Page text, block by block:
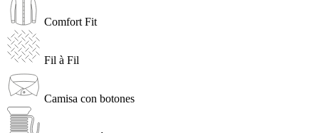
Comfort Fit
Fil à Fil
Camisa con botones